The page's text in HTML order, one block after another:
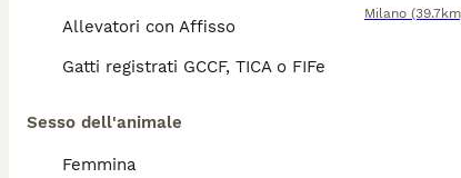
Allevatori con Affisso
Gatti registrati GCCF, TICA o FIFe
Sesso dell'animale
Femmina
Milano